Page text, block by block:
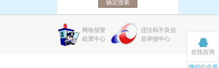
确定搜索
网络报警
处置中心
违法和不良信
息举报中心
在线咨询